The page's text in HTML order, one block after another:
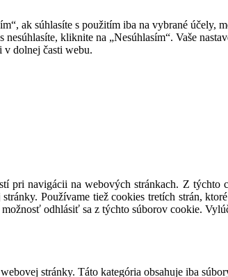
ak súhlasíte s použitím iba na vybrané
kliknite na „Nesúhlasím“. Vaše
dolnej časti webu.
pri navigácii na webových stránkach. Z
Používame tiež cookies tretích strán,
odhlásiť sa z týchto súborov cookie.
stránky. Táto kategória obsahuje iba